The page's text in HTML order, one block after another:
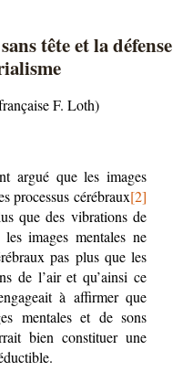
tête et la défense
F. Loth)
argué que les images
processus cérébraux[2]
que des vibrations de
images mentales ne
pas plus que les
de l’air et qu’ainsi ce
à affirmer que
mentales et de sons
bien constituer une